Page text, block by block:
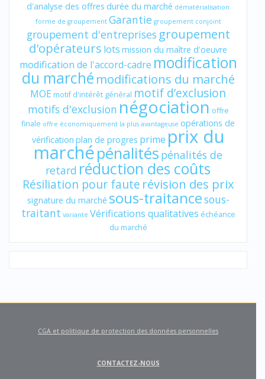
d'analyse des offres durée du marché dématérialisation
forme de groupement Garantie groupement conjoint
groupement d'entreprises groupement
d'opérateurs lots mission du maître d'oeuvre
modification de l'accord-cadre modification
du marché modifications du marché
MOE motif d'intérêt général motif d’exclusion
motifs d'exclusion négociation offre
finale offre économiquement la plus avantageuse opérations de
vérification plan de progres prime prix du
marchépénalités pénalités de
retard réduction des coûts
Résiliation pour faute révision des prix
signature du marché sous-traitancesous-
traitant variante Vérifications qualitatives échéance
du marché
CGA et politique de protection des données personnelles
CONTACTEZ-NOUS